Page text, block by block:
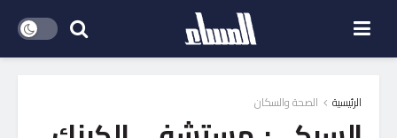
الرئيسية الصحة والسكان